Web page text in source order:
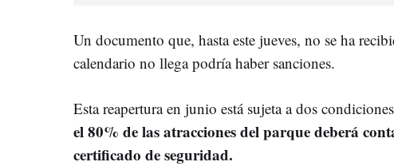
Un documento que, hasta este jueves, no se ha
calendario no llega podría haber sanciones.
Esta reapertura en junio está sujeta a dos
el 80% de las atracciones del parque deberá
certificado de seguridad.